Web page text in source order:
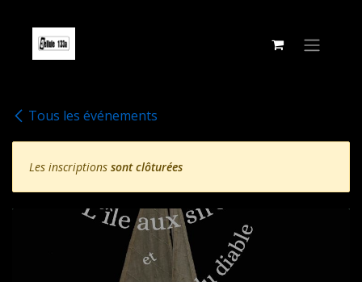
Tous les événements
Les inscriptions sont clôturées